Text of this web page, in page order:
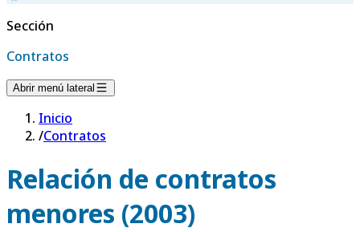
Sección
Contratos
Abrir menú lateral
Inicio
/Contratos
Relación de contratos
menores (2003)